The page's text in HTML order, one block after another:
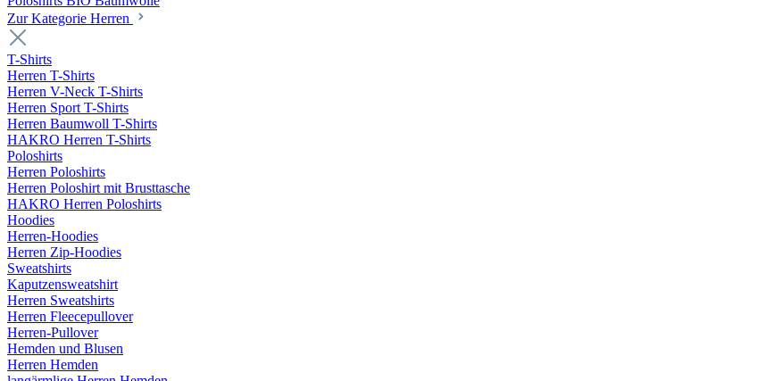
Zur Kategorie Herren
T-Shirts
Herren T-Shirts
Herren V-Neck T-Shirts
Herren Sport T-Shirts
Herren Baumwoll T-Shirts
HAKRO Herren T-Shirts
Poloshirts
Herren Poloshirts
Herren Poloshirt mit Brusttasche
HAKRO Herren Poloshirts
Hoodies
Herren-Hoodies
Herren Zip-Hoodies
Sweatshirts
Kaputzensweatshirt
Herren Sweatshirts
Herren Fleecepullover
Herren-Pullover
Hemden und Blusen
Herren Hemden